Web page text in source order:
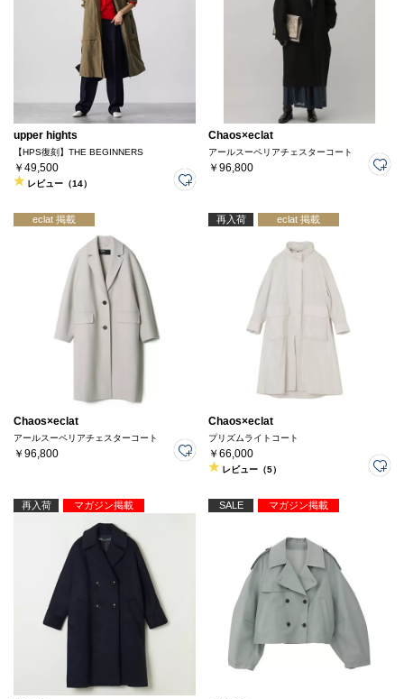
upper hights
【HPS復刻】THE BEGINNERS
￥49,500
レビュー（14）
Chaos×eclat
アールスーペリアチェスターコート
￥96,800
eclat 掲載
Chaos×eclat
アールスーペリアチェスターコート
￥96,800
再入荷 eclat 掲載
Chaos×eclat
プリズムライトコート
￥66,000
レビュー（5）
再入荷 マガジン掲載 SALE マガジン掲載